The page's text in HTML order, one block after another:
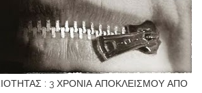
: 3 ΧΡΟΝΙΑ ΑΠΟΚΛΕΙΣΜΟΥ ΑΠΟ